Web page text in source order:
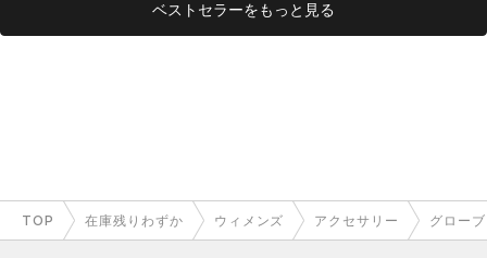
ベストセラーをもっと見る
TOP 在庫残りわずか ウィメンズ アクセサリー グロー